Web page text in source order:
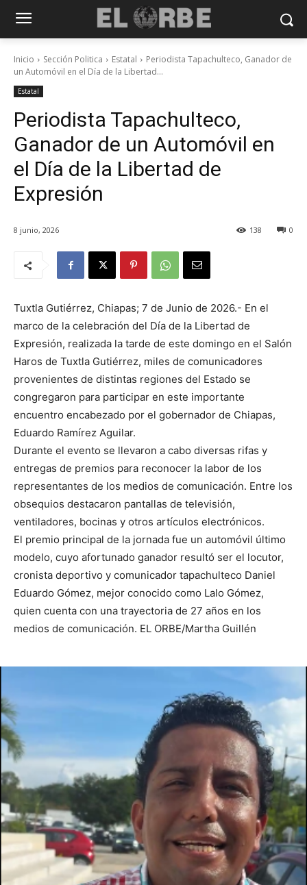
Inicio Sección Politica Estatal
Periodista Tapachulteco, Ganador de
un Automóvil en el Día de la Libertad...
Estatal
Periodista Tapachulteco,
Ganador de un Automóvil en
el Día de la Libertad de
Expresión
8 junio, 2026 0
138
Tuxtla Gutiérrez, Chiapas; 7 de Junio de 2026.- En el
marco de la celebración del Día de la Libertad de
Expresión, realizada la tarde de este domingo en el Salón
Haros de Tuxtla Gutiérrez, miles de comunicadores
provenientes de distintas regiones del Estado se
congregaron para participar en este importante
encuentro encabezado por el gobernador de Chiapas,
Eduardo Ramírez Aguilar.
Durante el evento se llevaron a cabo diversas rifas y
entregas de premios para reconocer la labor de los
representantes de los medios de comunicación. Entre los
obsequios destacaron pantallas de televisión,
ventiladores, bocinas y otros artículos electrónicos.
El premio principal de la jornada fue un automóvil último
modelo, cuyo afortunado ganador resultó ser el locutor,
cronista deportivo y comunicador tapachulteco Daniel
Eduardo Gómez, mejor conocido como Lalo Gómez,
quien cuenta con una trayectoria de 27 años en los
medios de comunicación. EL ORBE/Martha Guillén